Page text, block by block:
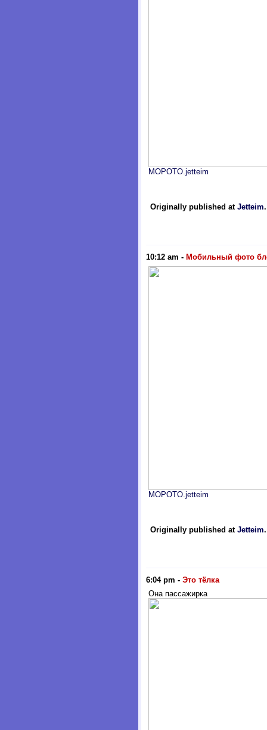
MOPOTO.jetteim
Originally published at Jetteim
10:12 am - Мобильный фото
MOPOTO.jetteim
Originally published at Jetteim
6:04 pm - Это тёлка
Она пассажирка